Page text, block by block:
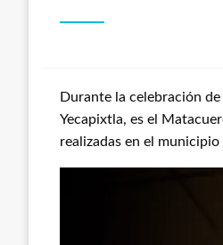
Durante la celebración
Yecapixtla, es el
realizadas en el municipio